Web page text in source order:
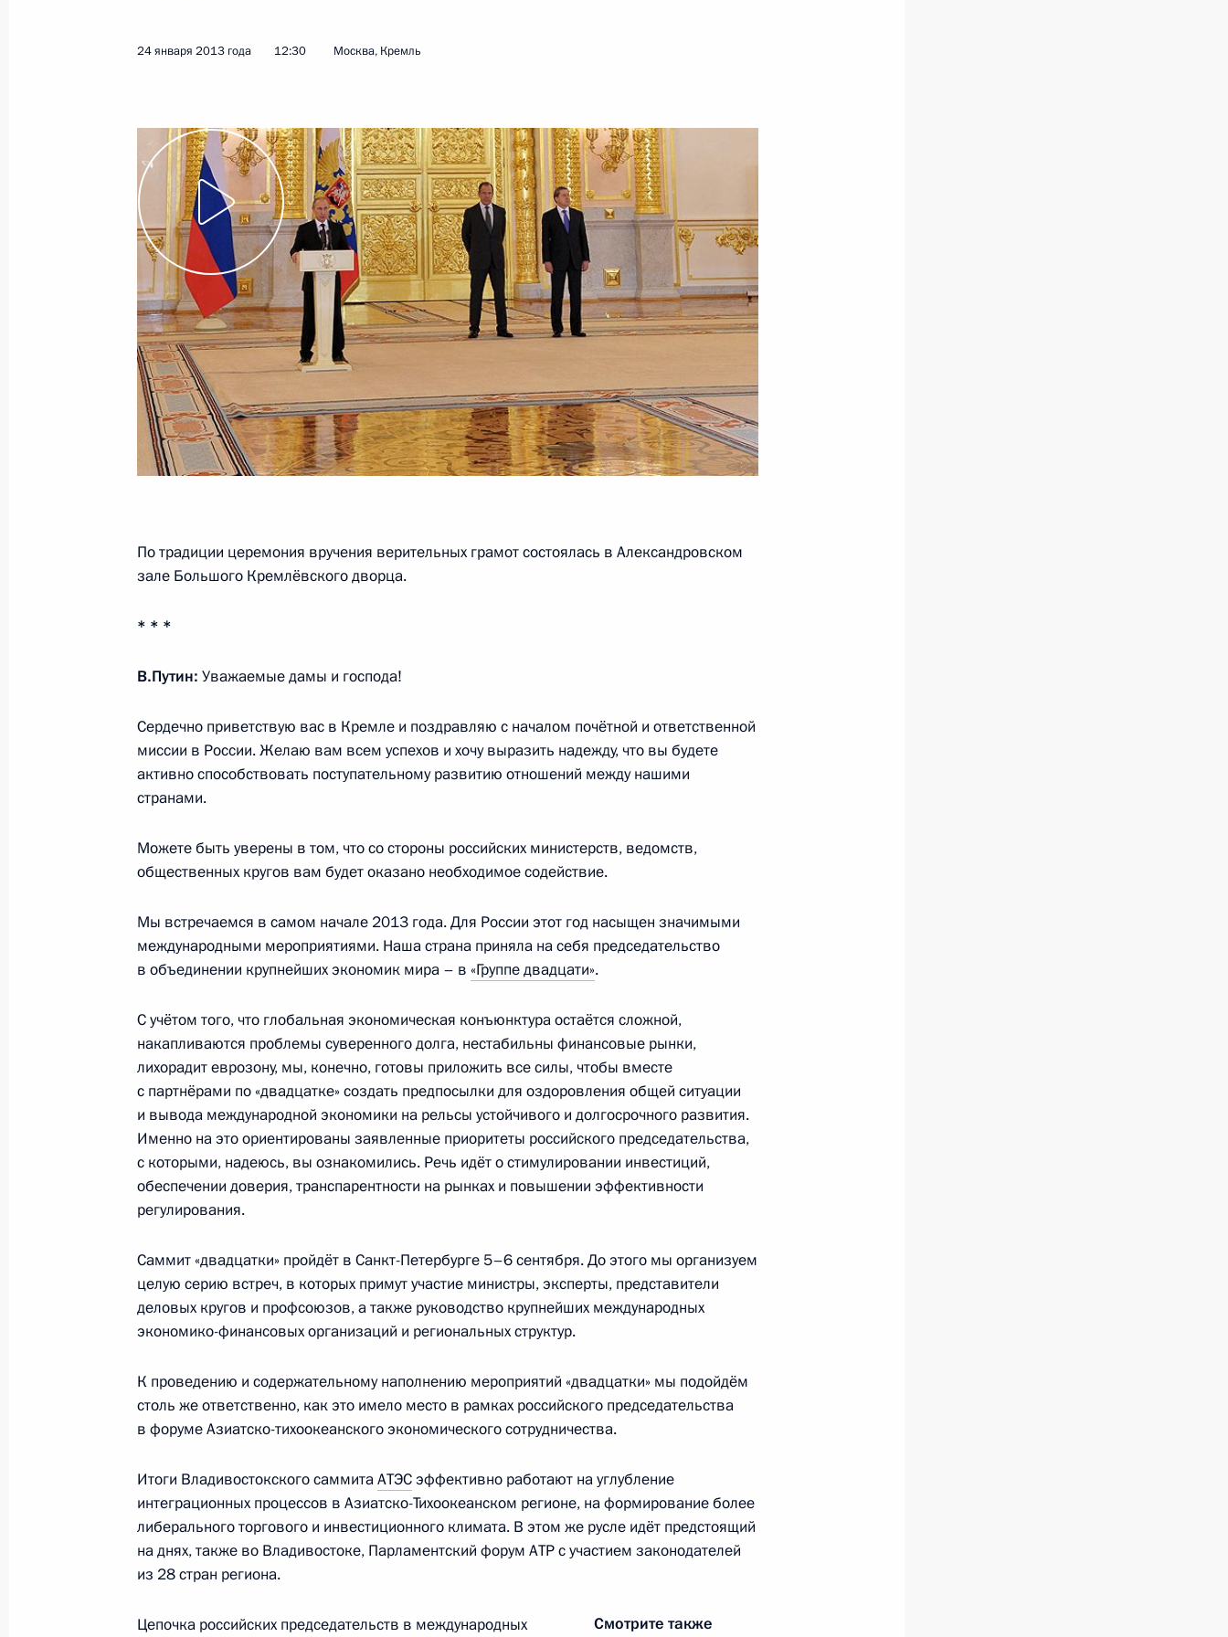
Омана Хейсамом Бен Тареком Аль Саидом
19 апреля 2025 года, 13:00
Подписан закон о ратификации Соглашения и Протокола между
Россией и Оманом об устранении двойного налогообложения
12 декабря 2023 года, 12:55
Беседа с Наследным принцем, Министром молодёжи, культуры
и спорта Омана Зиязаном Бен Хейсамом Аль Саидом
7 декабря 2023 года, 16:30
послов иностранных государств
5 апреля 2023 года, 15:45
Телефонный разговор с Султаном Омана Хейсамом Бен Тареком
23 марта 2023 года, 12:25
Вручение верительных грамот послами иностранных государств
24 января 2013 года, 12:30
Церемония вручения верительных грамот послами иностранных
государств
5 февраля 2010 года, 14:00
Владимир Путин принял верительные грамоты послов ряда
иностранных государств
13 апреля 2007 года, 13:30
Встреча с военнослужащими Военно-Морского Флота
26 июля 2026 года
Разделы сайта
Президента
События
Структура
Документы
Информационные
ресурсы
Президент России
Текущий ресурс
Конституция России
Государственная
Президент России —
Официальные
сетевые ресурсы
MAX
ВКонтакте
Rutube
Правовая и
О портале
Об использовании
информации сайта
О персональных
24 января 2013 года 12:30 Москва, Кремль
По традиции церемония вручения верительных грамот состоялась в Александровском
зале Большого Кремлёвского дворца.
* * *
В.Путин: Уважаемые дамы и господа!
Сердечно приветствую вас в Кремле и поздравляю с началом почётной и ответственной
миссии в России. Желаю вам всем успехов и хочу выразить надежду, что вы будете
активно способствовать поступательному развитию отношений между нашими
странами.
Можете быть уверены в том, что со стороны российских министерств, ведомств,
общественных кругов вам будет оказано необходимое содействие.
Мы встречаемся в самом начале 2013 года. Для России этот год насыщен значимыми
международными мероприятиями. Наша страна приняла на себя председательство
в объединении крупнейших экономик мира – в «Группе двадцати».
С учётом того, что глобальная экономическая конъюнктура остаётся сложной,
накапливаются проблемы суверенного долга, нестабильны финансовые рынки,
лихорадит еврозону, мы, конечно, готовы приложить все силы, чтобы вместе
с партнёрами по «двадцатке» создать предпосылки для оздоровления общей ситуации
и вывода международной экономики на рельсы устойчивого и долгосрочного развития.
Именно на это ориентированы заявленные приоритеты российского председательства,
с которыми, надеюсь, вы ознакомились. Речь идёт о стимулировании инвестиций,
обеспечении доверия, транспарентности на рынках и повышении эффективности
регулирования.
Саммит «двадцатки» пройдёт в Санкт-Петербурге 5–6 сентября. До этого мы организуем
целую серию встреч, в которых примут участие министры, эксперты, представители
деловых кругов и профсоюзов, а также руководство крупнейших международных
экономико-финансовых организаций и региональных структур.
К проведению и содержательному наполнению мероприятий «двадцатки» мы подойдём
столь же ответственно, как это имело место в рамках российского председательства
в форуме Азиатско-тихоокеанского экономического сотрудничества.
Итоги Владивостокского саммитаАТЭСэффективно работают на углубление
интеграционных процессов в Азиатско-Тихоокеанском регионе, на формирование более
либерального торгового и инвестиционного климата. В этом же русле идёт предстоящий
на днях, также во Владивостоке, Парламентский форум АТР с участием законодателей
из 28 стран региона.
Смотрите также
Цепочка российских председательств в международных